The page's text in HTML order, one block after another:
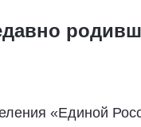
«Единой